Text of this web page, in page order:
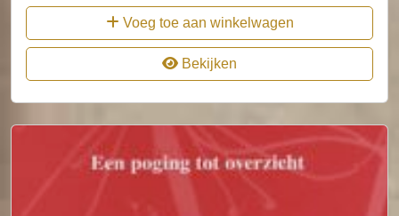
Voeg toe aan winkelwagen
Bekijken